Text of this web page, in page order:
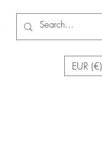
EUR (€)